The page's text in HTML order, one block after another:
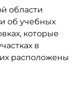
области
об учебных
которые
в
расположены